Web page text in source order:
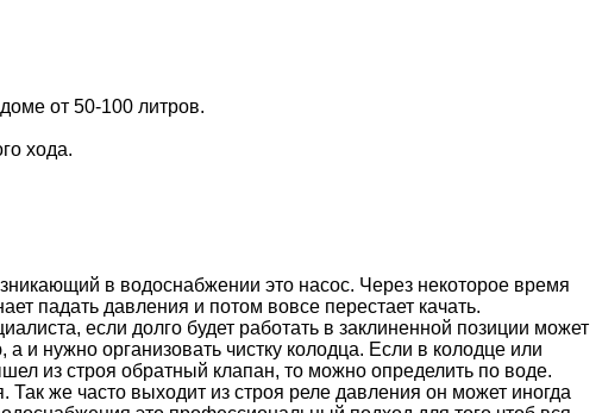
от 50-100 литров.
хода.
в водоснабжении это насос. Через некоторое время
падать давления и потом вовсе перестает качать.
если долго будет работать в заклиненной позиции может
и нужно организовать чистку колодца. Если в колодце или
из строя обратный клапан, то можно определить по воде.
Так же часто выходит из строя реле давления он может иногда